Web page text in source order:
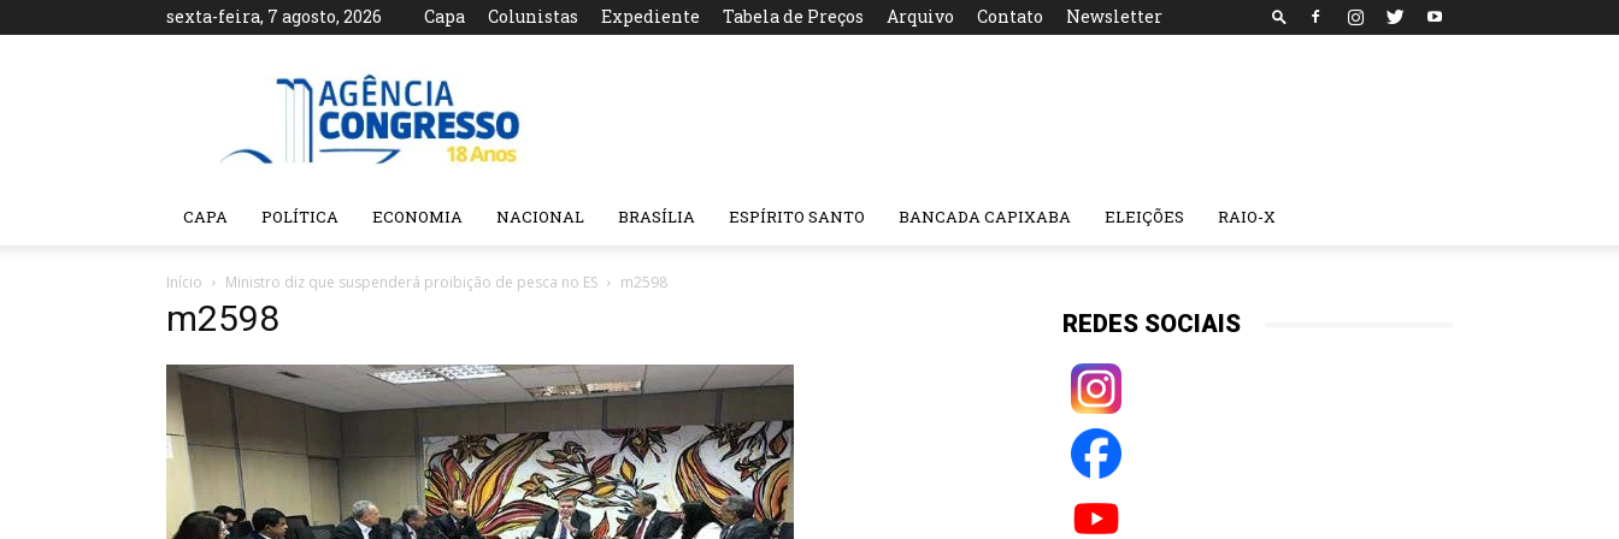
sexta-feira, 7 agosto, 2026 Capa Colunistas Expediente Tabela de Preços Arquivo Contato Newsletter
Agência
CAPA POLÍTICA ECONOMIA NACIONAL BRASÍLIA ESPÍRITO SANTO BANCADA CAPIXABA ELEIÇÕES RAIO-X
Início Ministro diz que suspenderá proibição de pesca no ES m2598
m2598 REDES SOCIAIS